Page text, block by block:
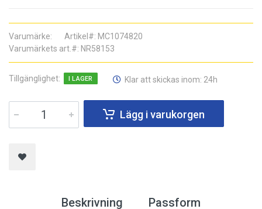
Varumärke: Artikel#: MC1074820
Varumärkets art.#: NR58153
Tillgänglighet: I LAGER Klar att skickas inom: 24h
Lägg i varukorgen
Beskrivning Passform